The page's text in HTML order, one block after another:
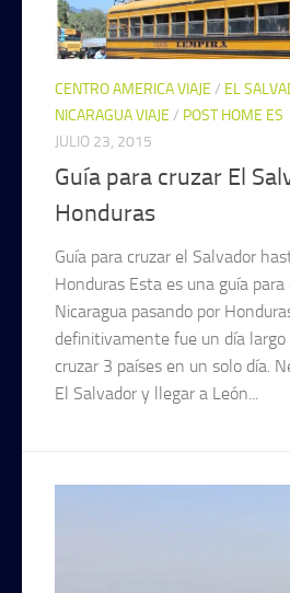
CENTRO AMERICA VIAJE / EL
NICARAGUA VIAJE / POST HOME ES
JULIO 23, 2015
Guía para cruzar El
Honduras
Guía para cruzar el Salvador
Honduras Esta es una guía
Nicaragua pasando por
definitivamente fue un día
cruzar 3 países en un solo día.
El Salvador y llegar a León...